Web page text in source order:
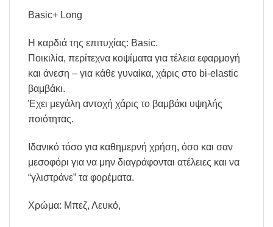
Basic+ Long
H καρδιά της επιτυχίας: Basic.
Ποικιλία, περίτεχνα κοψίματα για τέλεια εφαρμογή
και άνεση – για κάθε γυναίκα, χάρις στο bi-elastic
βαμβάκι.
Έχει μεγάλη αντοχή χάρις το βαμβάκι υψηλής
ποιότητας.
Ιδανικό τόσο για καθημερνή χρήση, όσο και σαν
μεσοφόρι για να μην διαγράφονται ατέλειες και να
“γλιστράνε” τα φορέματα.
Χρώμα: Μπεζ, Λευκό,